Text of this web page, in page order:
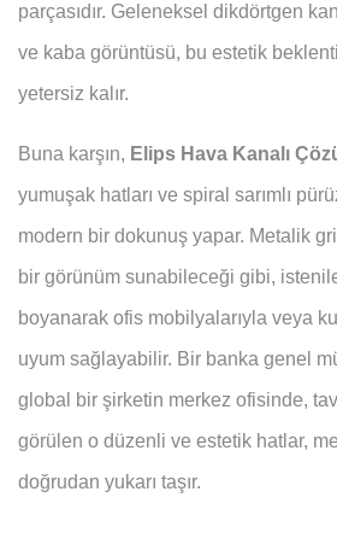
parçasıdır. Geleneksel dikdörtgen
ve kaba görüntüsü, bu estetik
yetersiz kalır.
Buna karşın, Elips Hava Kanalı
yumuşak hatları ve spiral sarımlı
modern bir dokunuş yapar. Metalik
bir görünüm sunabileceği gibi,
boyanarak ofis mobilyalarıyla veya
uyum sağlayabilir. Bir banka genel
global bir şirketin merkez ofisinde,
görülen o düzenli ve estetik hatlar,
doğrudan yukarı taşır.